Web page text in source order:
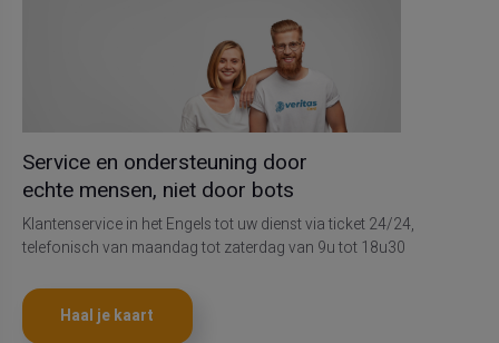
Service en ondersteuning door
echte mensen, niet door bots
Klantenservice in het Engels tot uw dienst via ticket 24/24,
telefonisch van maandag tot zaterdag van 9u tot 18u30
Haal je kaart